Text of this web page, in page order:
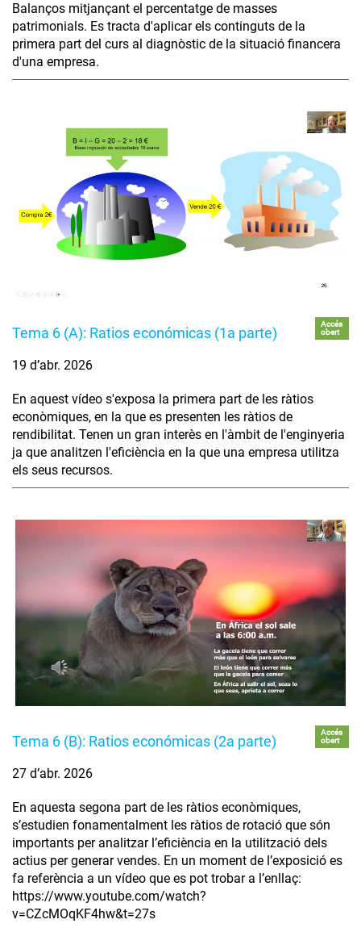
Balanços mitjançant el percentatge de masses
patrimonials. Es tracta d'aplicar els continguts de la
primera part del curs al diagnòstic de la situació financera
d'una empresa.
Tema 6 (A): Ratios económicas (1a parte)
Accés
obert
19 d’abr. 2026
En aquest vídeo s'exposa la primera part de les ràtios
econòmiques, en la que es presenten les ràtios de
rendibilitat. Tenen un gran interès en l'àmbit de l'enginyeria
ja que analitzen l'eficiència en la que una empresa utilitza
els seus recursos.
Tema 6 (B): Ratios económicas (2a parte)
Accés
obert
27 d’abr. 2026
En aquesta segona part de les ràtios econòmiques,
s’estudien fonamentalment les ràtios de rotació que són
importants per analitzar l’eficiència en la utilització dels
actius per generar vendes. En un moment de l’exposició es
fa referència a un vídeo que es pot trobar a l’enllaç:
https://www.youtube.com/watch?
v=CZcMOqKF4hw&t=27s